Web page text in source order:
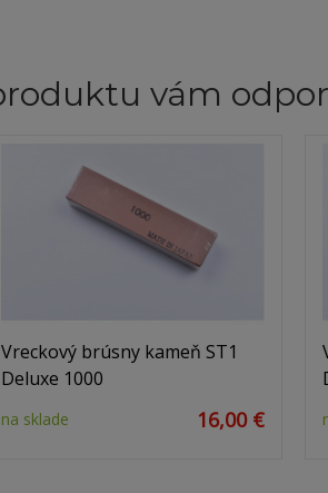
vám
Vreckový brúsny kameň ST1
Deluxe 1000
na sklade 16,00 €